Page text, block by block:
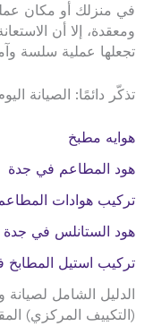
في منزلك أو مكان
ومعقدة، إلا أن
تجعلها عملية سلسة
تذكّر دائمًا: الصيانة
هوايه مطبخ
هود المطاعم في جدة
تركيب هوادات
هود الستانلس في جدة
تركيب استيل
الدليل الشامل
(التكييف المركزي)